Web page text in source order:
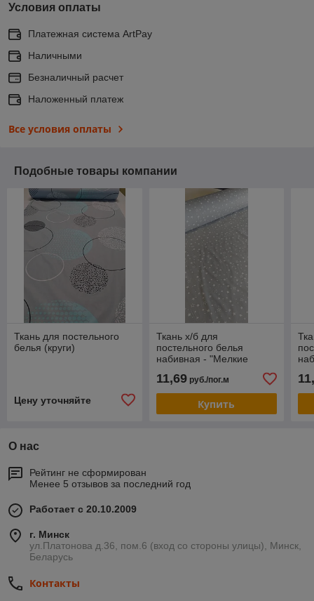
Условия оплаты
Платежная система ArtPay
Наличными
Безналичный расчет
Наложенный платеж
Все условия оплаты
Подобные товары компании
Ткань для постельного
белья (круги)
Цену уточняйте
Ткань х/б для
постельного белья
набивная - "Мелкие
звезды на сером Сириус"
11,69руб./пог.м
Купить
О нас
Рейтинг не сформирован
Менее 5 отзывов за последний год
Работает с 20.10.2009
г. Минск
ул.Платонова д.36, пом.6 (вход со стороны улицы), Минск,
Беларусь
Контакты